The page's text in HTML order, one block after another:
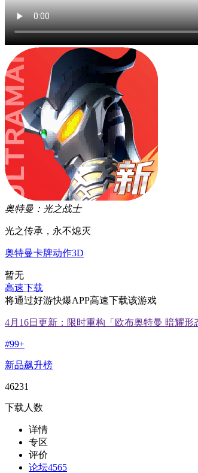
奥特曼：光之战士
光之传承，永不熄灭
奥特曼卡牌动作3D
暂无
高速下载
将通过好游快爆APP高速下载该游戏
4月16日更新：限时重构「欧布奥特曼 暗耀形
#99+
新品飙升榜
46231
下载人数
详情
专区
评价
论坛4565